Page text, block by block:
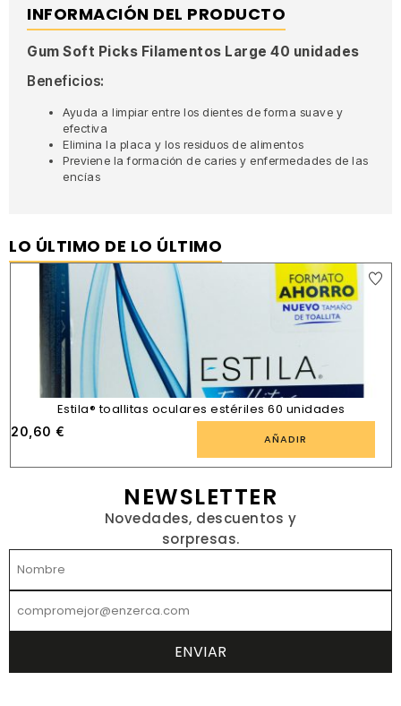
INFORMACIÓN DEL PRODUCTO
Gum Soft Picks Filamentos Large 40 unidades
Beneficios:
Ayuda a limpiar entre los dientes de forma suave y
efectiva
Elimina la placa y los residuos de alimentos
Previene la formación de caries y enfermedades de las
encías
LO ÚLTIMO DE LO ÚLTIMO
Estila® toallitas oculares estériles 60 unidades
20,60 € AÑADIR
NEWSLETTER
Novedades, descuentos y
sorpresas.